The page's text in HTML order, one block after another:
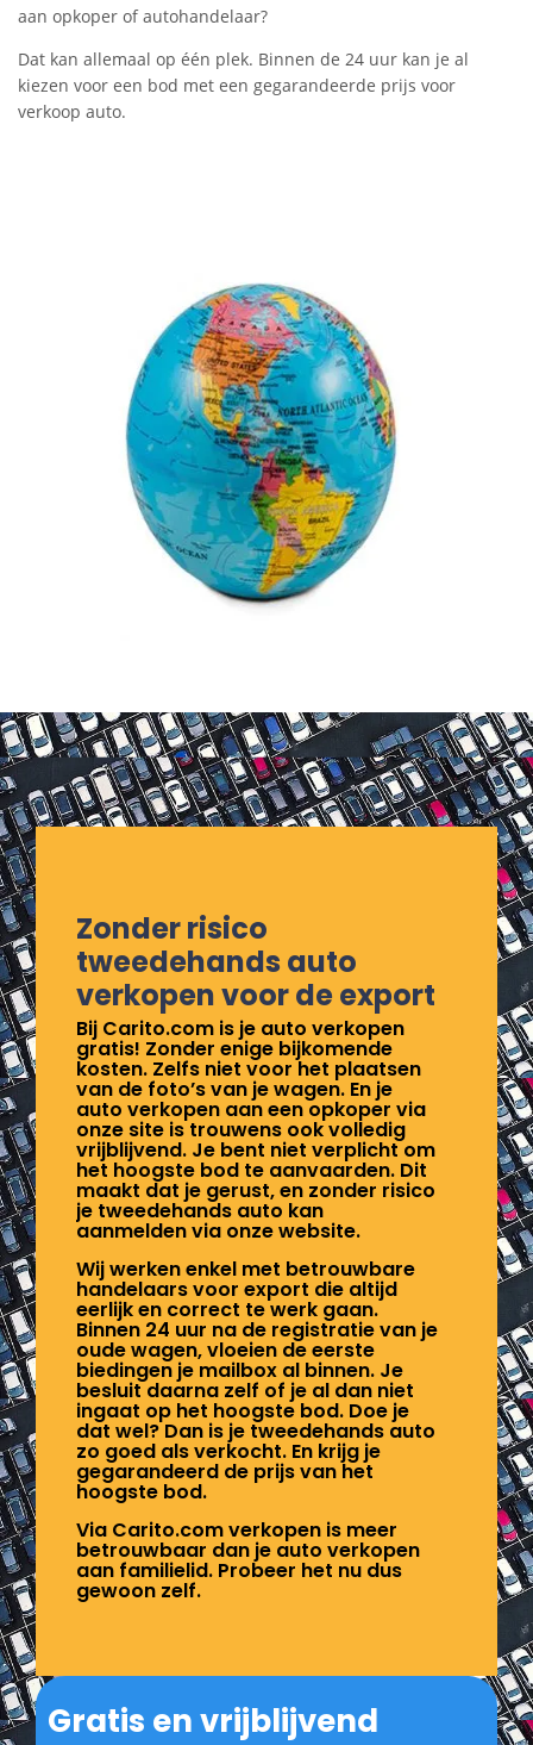
aan opkoper of autohandelaar?
Dat kan allemaal op één plek. Binnen de 24 uur kan je al
kiezen voor een bod met een gegarandeerde prijs voor
verkoop auto.
Zonder risico
tweedehands auto
verkopen voor de export
Bij Carito.com is je auto verkopen
gratis! Zonder enige bijkomende
kosten. Zelfs niet voor het plaatsen
van de foto’s van je wagen. En je
auto verkopen aan een opkoper via
onze site is trouwens ook volledig
vrijblijvend. Je bent niet verplicht om
het hoogste bod te aanvaarden. Dit
maakt dat je gerust, en zonder risico
je tweedehands auto kan
aanmelden via onze website.
Wij werken enkel met betrouwbare
handelaars voor export die altijd
eerlijk en correct te werk gaan.
Binnen 24 uur na de registratie van je
oude wagen, vloeien de eerste
biedingen je mailbox al binnen. Je
besluit daarna zelf of je al dan niet
ingaat op het hoogste bod. Doe je
dat wel? Dan is je tweedehands auto
zo goed als verkocht. En krijg je
gegarandeerd de prijs van het
hoogste bod.
Via Carito.com verkopen is meer
betrouwbaar dan je auto verkopen
aan familielid. Probeer het nu dus
gewoon zelf.
Gratis en vrijblijvend